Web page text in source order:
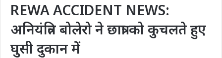
REWA ACCIDENT NEWS:
अनियंत्रित बोलेरो ने छात्रा को कुचलते हुए
घुसी दुकान में